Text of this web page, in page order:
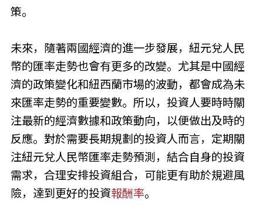
策。
未來，隨著兩國經濟的進一步發展，紐元兌人民
幣的匯率走勢也會有更多的改變。尤其是中國經
濟的政策變化和紐西蘭市場的波動，都會成為未
來匯率走勢的重要變數。所以，投資人要時時關
注最新的經濟數據和政策動向，以便做出及時的
反應。對於需要長期規劃的投資人而言，定期關
注紐元兌人民幣匯率走勢預測，結合自身的投資
需求，合理安排投資組合，可能更有助於規避風
險，達到更好的投資報酬率。